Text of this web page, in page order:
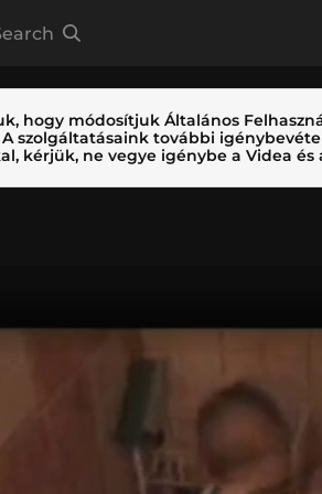
hogy módosítjuk Általános
szolgáltatásaink további
kérjük, ne vegye igénybe a Videa